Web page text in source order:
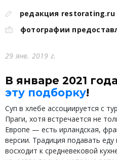
редакция restorating.ru
фотографии
29 янв. 2019 г.
В январе 2021
эту подборку!
Суп в хлебе ассоциируется с
Праги, хотя встречается не
Европе — есть ирландская,
версии. Традиция подавать
восходит к средневековой